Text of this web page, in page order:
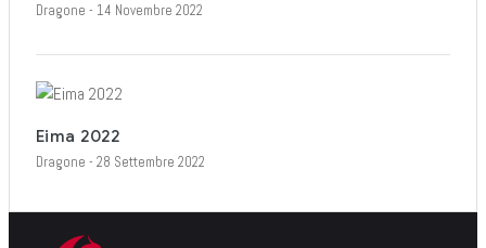
Dragone - 14 Novembre 2022
Eima 2022
Dragone - 28 Settembre 2022